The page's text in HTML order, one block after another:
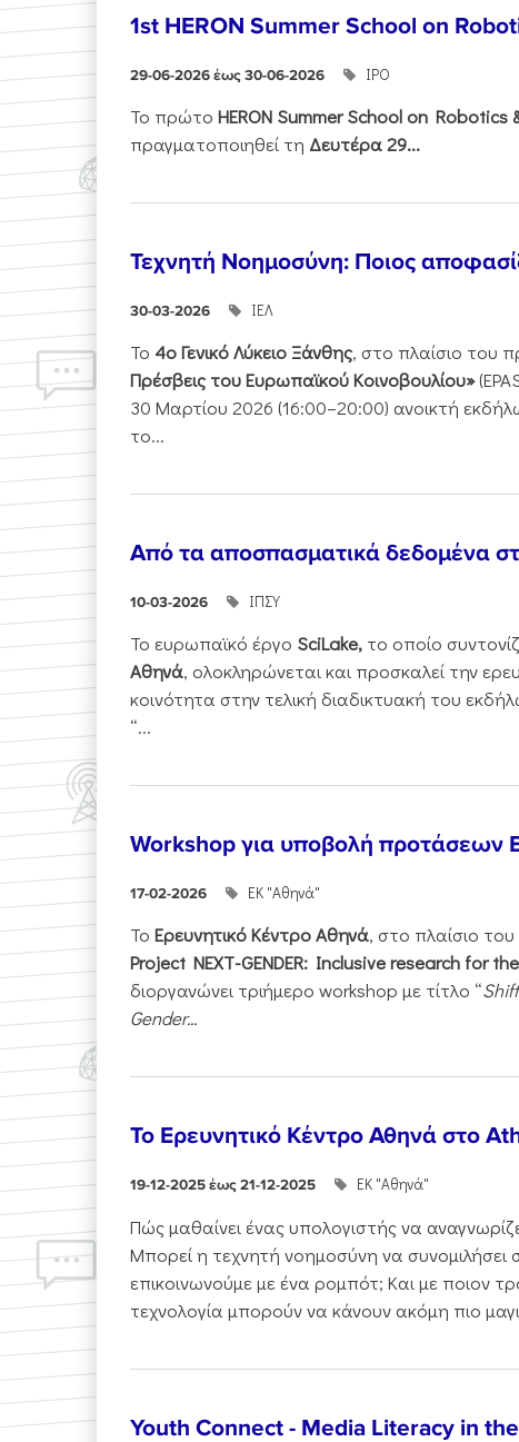
1st HERON Summer School on
29-06-2026 έως 30-06-2026 ΙΡΟ
Το πρώτο HERON SummerSchoolon Robotics
πραγματοποιηθεί τη Δευτέρα 29...
Τεχνητή Νοημοσύνη: Ποιος
30-03-2026 ΙΕΛ
Το 4ο Γενικό Λύκειο Ξάνθης, στο πλαίσιο του
Πρέσβεις του Ευρωπαϊκού Κοινοβουλίου»
30 Μαρτίου 2026 (16:00–20:00) ανοικτή
το...
Από τα αποσπασματικά δεδομένα
10-03-2026 ΙΠΣΥ
Το ευρωπαϊκό έργο SciLake, το οποίο
Αθηνά, ολοκληρώνεται και προσκαλεί την
κοινότητα στην τελική διαδικτυακή του
“...
Workshop για υποβολή προτάσεων
17-02-2026 ΕΚ "Αθηνά"
Το Ερευνητικό Κέντρο Αθηνά, στο πλαίσιο
Project NEXT-GENDER: Inclusive research for
διοργανώνει τριήμερο workshop με τίτλο “
Gender...
Το Ερευνητικό Κέντρο Αθηνά στο
19-12-2025 έως 21-12-2025 ΕΚ "Αθηνά"
Πώς μαθαίνει ένας υπολογιστής να
Μπορεί η τεχνητή νοημοσύνη να συνομιλήσει
επικοινωνούμε με ένα ρομπότ; Και με ποιον
τεχνολογία μπορούν να κάνουν ακόμη πιο
Youth Connect - Media Literacy in